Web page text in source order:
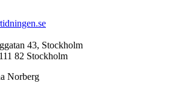
43, Stockholm
82 Stockholm
Norberg